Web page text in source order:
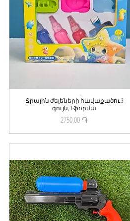
Quick View
Ջրային ժելեների հավաքածու 3
գույն, 3 ֆորմա
Price
2750,00 ֏